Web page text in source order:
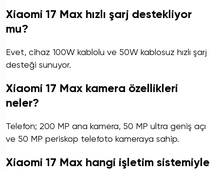
Xiaomi 17 Max hızlı şarj destekliyor
mu?
Evet, cihaz 100W kablolu ve 50W kablosuz hızlı şarj
desteği sunuyor.
Xiaomi 17 Max kamera özellikleri
neler?
Telefon; 200 MP ana kamera, 50 MP ultra geniş açı
ve 50 MP periskop telefoto kameraya sahip.
Xiaomi 17 Max hangi işletim sistemiyle